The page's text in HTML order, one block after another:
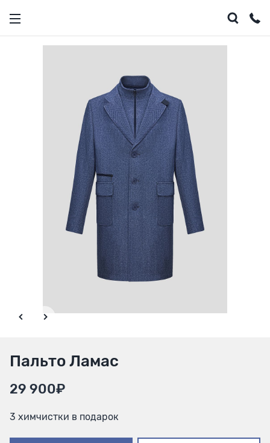
Пальто Ламас
29 900₽
3 химчистки в подарок